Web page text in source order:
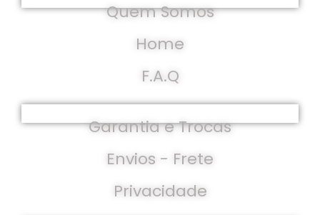
Quem Somos
Home
F.A.Q
Garantia e Trocas
Envios - Frete
Privacidade